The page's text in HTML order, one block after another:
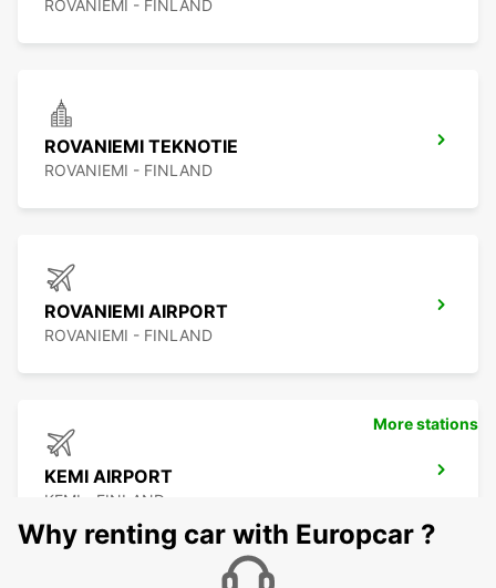
ROVANIEMI - FINLAND
ROVANIEMI TEKNOTIE
ROVANIEMI - FINLAND
ROVANIEMI AIRPORT
ROVANIEMI - FINLAND
KEMI AIRPORT
KEMI - FINLAND
More stations
Why renting car with Europcar ?